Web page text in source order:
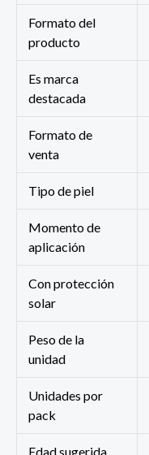
Formato del
producto
Es marca
destacada
Formato de
venta
Tipo de piel
Momento de
aplicación
Con protección
solar
Peso de la
unidad
Unidades por
pack
Edad sugerida